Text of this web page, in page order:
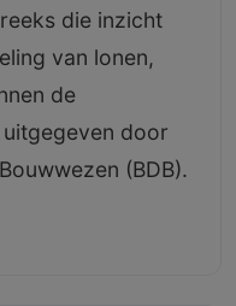
die inzicht
van lonen,
de
door
(BDB).